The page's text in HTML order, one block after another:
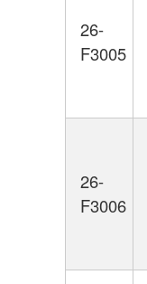
26-
F3005
26-
F3006